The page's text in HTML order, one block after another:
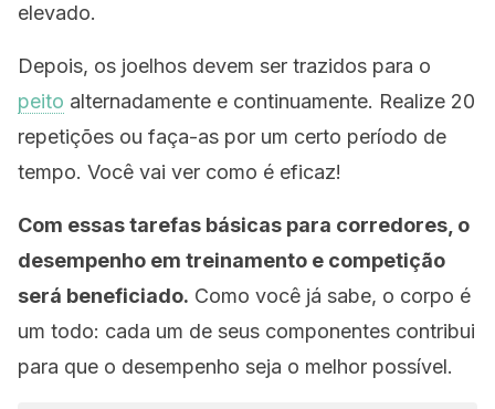
elevado.
Depois, os joelhos devem ser trazidos para o
peito alternadamente e continuamente. Realize 20
repetições ou faça-as por um certo período de
tempo. Você vai ver como é eficaz!
Com essas tarefas básicas para corredores, o
desempenho em treinamento e competição
será beneficiado. Como você já sabe, o corpo é
um todo: cada um de seus componentes contribui
para que o desempenho seja o melhor possível.